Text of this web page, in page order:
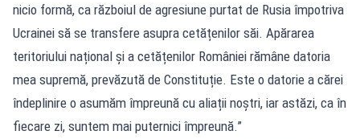
nicio formă, ca războiul de agresiune purtat de Rusia împotriva
Ucrainei să se transfere asupra cetățenilor săi. Apărarea
teritoriului național și a cetățenilor României rămâne datoria
mea supremă, prevăzută de Constituție. Este o datorie a cărei
îndeplinire o asumăm împreună cu aliații noștri, iar astăzi, ca în
fiecare zi, suntem mai puternici împreună.”